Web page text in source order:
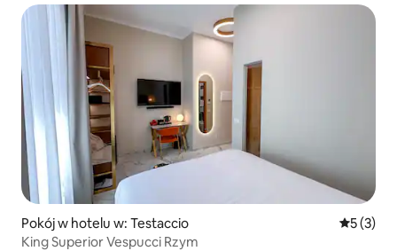
Pokój w hotelu w: Testaccio Średnia
5 (3)
King Superior Vespucci Rzym